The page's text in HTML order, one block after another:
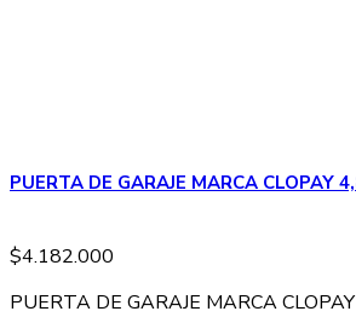
PUERTA DE GARAJE MARCA CLOPAY
$4.182.000
PUERTA DE GARAJE MARCA